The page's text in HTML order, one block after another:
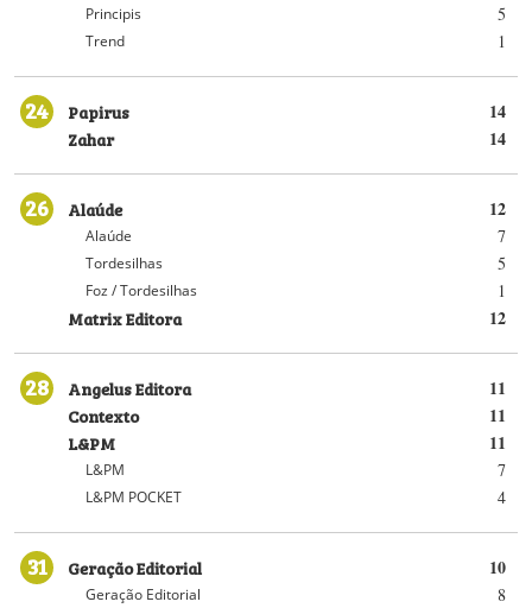
5
Principis
1
Trend
24 14
Papirus
14
Zahar
26 12
Alaúde
7
Alaúde
5
Tordesilhas
1
Foz / Tordesilhas
12
Matrix Editora
28 11
Angelus Editora
11
Contexto
11
L&PM
7
L&PM
4
L&PM POCKET
31 10
Geração Editorial
8
Geração Editorial